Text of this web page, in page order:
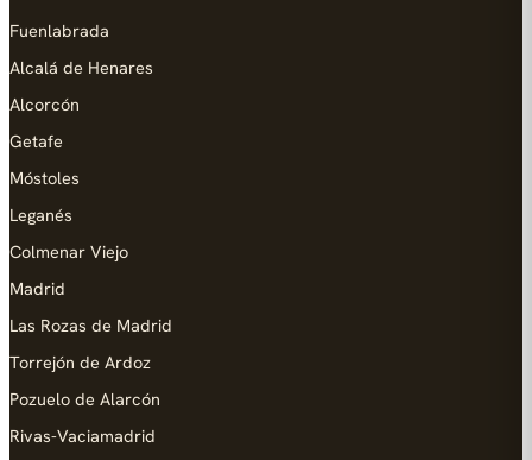
Fuenlabrada
Alcalá de Henares
Alcorcón
Getafe
Móstoles
Leganés
Colmenar Viejo
Madrid
Las Rozas de Madrid
Torrejón de Ardoz
Pozuelo de Alarcón
Rivas-Vaciamadrid